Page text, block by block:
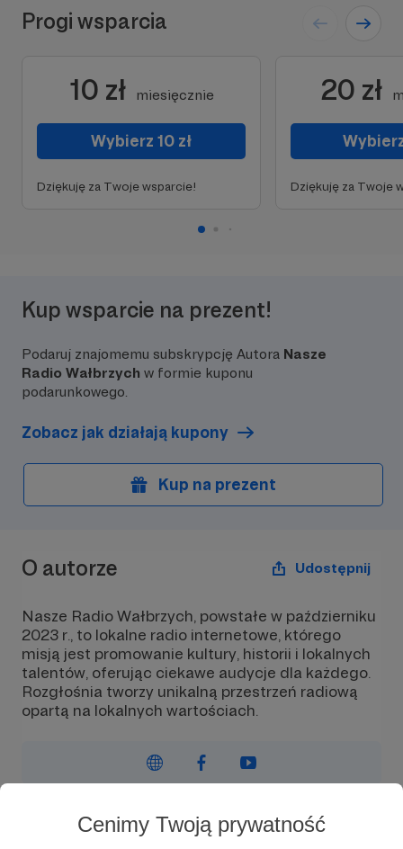
Cenimy Twoją prywatność
Progi wsparcia
10 zł miesięcznie
Wybierz 10 zł
Dziękuję za Twoje wsparcie!
20 zł
Dziękuję za Twoje
Kup wsparcie na prezent!
Podaruj znajomemu subskrypcję Autora Nasze
Radio Wałbrzych w formie kuponu
podarunkowego.
Zobacz jak działają kupony
Kup na prezent
O autorze Udostępnij
Nasze Radio Wałbrzych, powstałe w październiku
2023 r., to lokalne radio internetowe, którego
misją jest promowanie kultury, historii i lokalnych
talentów, oferując ciekawe audycje dla każdego.
Rozgłośnia tworzy unikalną przestrzeń radiową
opartą na lokalnych wartościach.